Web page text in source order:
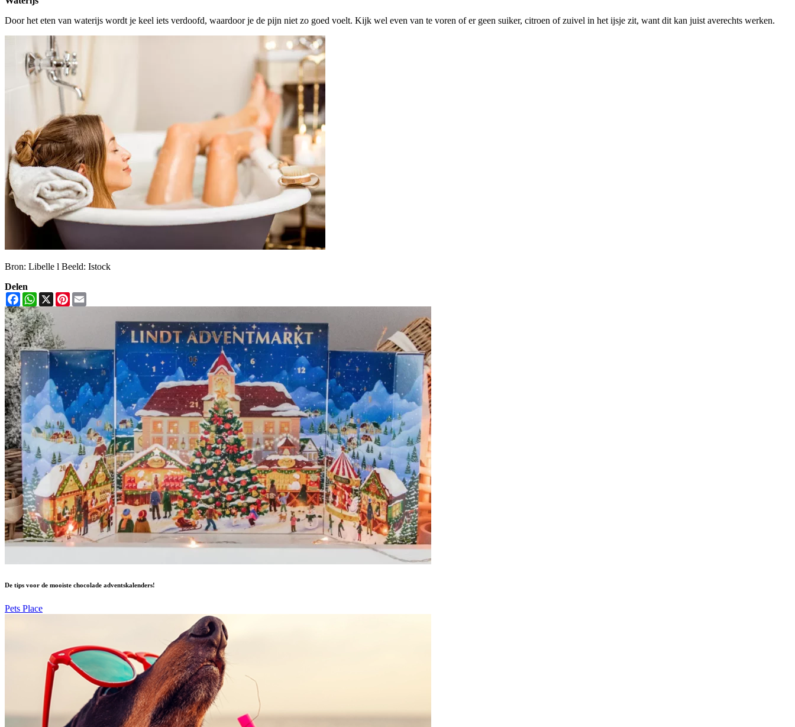
Door het eten van waterijs wordt je keel iets verdoofd, waardoor je de pijn niet zo goed voelt. Kijk wel even van te voren of er geen suiker, citroen of zuivel in het ijsje zit, want dit kan juist averechts werken.
Bron: Libelle l Beeld: Istock
Delen
FacebookWhatsApp
X Pinterest
De tips voor de mooiste chocolade adventskalenders!
Pets Place